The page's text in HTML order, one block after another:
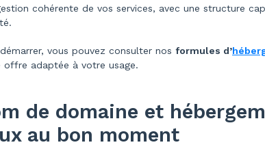
cohérente de vos services, avec une structure
vous pouvez consulter nos formules d’
offre adaptée à votre usage.
de domaine et
au bon moment